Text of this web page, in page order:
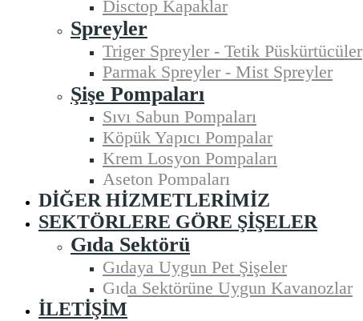
Disctop Kapaklar
Spreyler
Triger Spreyler - Tetik Püskürtücüler
Parmak Spreyler - Mist Spreyler
Şişe Pompaları
Sıvı Sabun Pompaları
Köpük Yapıcı Pompalar
Krem Losyon Pompaları
Aseton Pompaları
DIĞER HIZMETLERIMIZ
SEKTÖRLERE GÖRE ŞIŞELER
Gıda Sektörü
Gıdaya Uygun Pet Şişeler
Gıda Sektörüne Uygun Kavanozlar
İLETIŞIM